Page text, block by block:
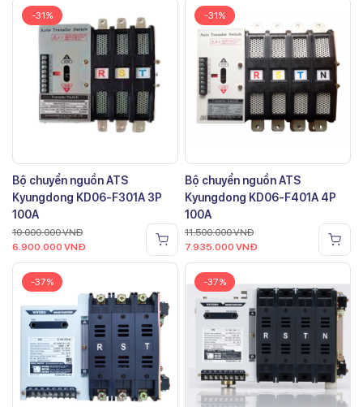
-31%
Bộ chuyển nguồn ATS
Kyungdong KD06-F301A 3P
100A
10.000.000VNĐ
6.900.000 VNĐ
-31%
Bộ chuyển nguồn ATS
Kyungdong KD06-F401A 4P
100A
11.500.000VNĐ
7.935.000 VNĐ
-37% -37%